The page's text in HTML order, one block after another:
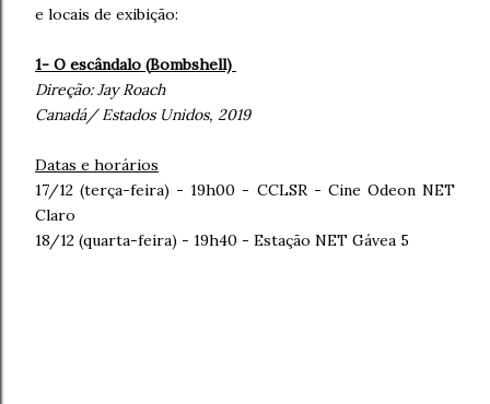
e locais de exibição:
1- O escândalo (Bombshell)
Direção:Jay Roach
Canadá/ Estados Unidos, 2019
Datas e horários
17/12 (terça-feira) - 19h00 - CCLSR - Cine Odeon NET
Claro
18/12 (quarta-feira) - 19h40 - Estação NET Gávea 5